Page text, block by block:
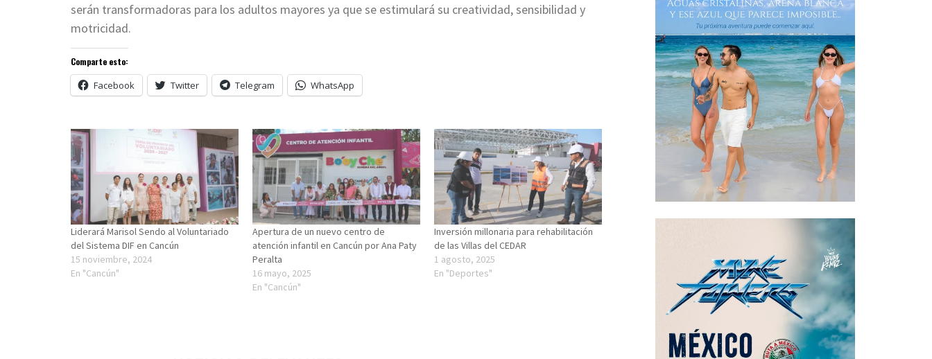
serán transformadoras para los adultos mayores ya que se estimulará su creatividad, sensibilidad y
motricidad.
Comparte esto:
Facebook Twitter Telegram WhatsApp
Liderará Marisol Sendo al Voluntariado
del Sistema DIF en Cancún
15 noviembre, 2024
En "Cancún"
Apertura de un nuevo centro de
atención infantil en Cancún por Ana Paty
Peralta
16 mayo, 2025
En "Cancún"
Inversión millonaria para rehabilitación
de las Villas del CEDAR
1 agosto, 2025
En "Deportes"